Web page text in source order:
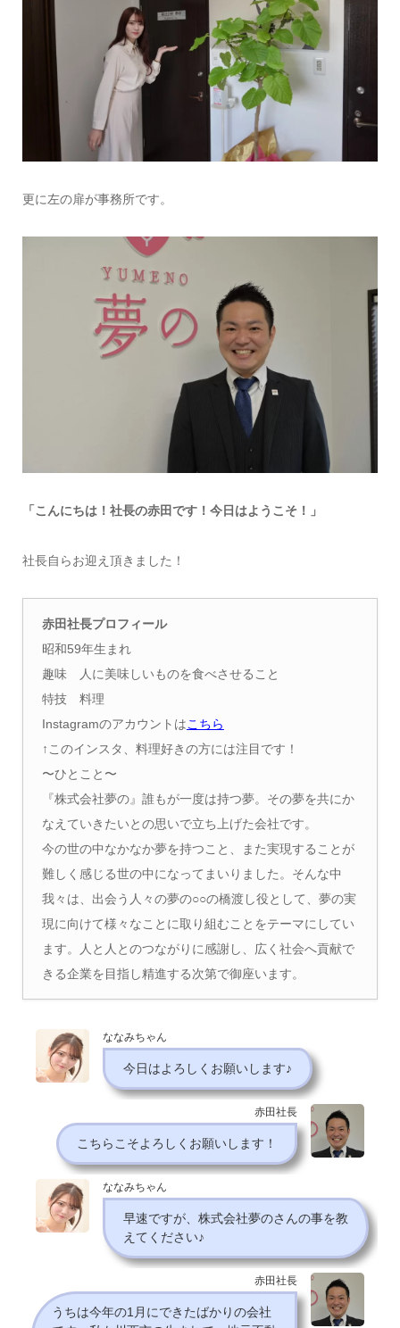
更に左の扉が事務所です。
「こんにちは！社長の赤田です！今日はようこそ！」
社長自らお迎え頂きました！
赤田社長プロフィール
昭和59年生まれ
趣味 人に美味しいものを食べさせること
特技 料理
Instagramのアカウントはこちら
↑このインスタ、料理好きの方には注目です！
〜ひとこと〜
『株式会社夢の』誰もが一度は持つ夢。その夢を共にか
なえていきたいとの思いで立ち上げた会社です。
今の世の中なかなか夢を持つこと、また実現することが
難しく感じる世の中になってまいりました。そんな中
我々は、出会う人々の夢の○○の橋渡し役として、夢の実
現に向けて様々なことに取り組むことをテーマにしてい
ます。人と人とのつながりに感謝し、広く社会へ貢献で
きる企業を目指し精進する次第で御座います。
ななみちゃん
今日はよろしくお願いします♪
赤田社長
こちらこそよろしくお願いします！
ななみちゃん
早速ですが、株式会社夢のさんの事を教
えてください♪
赤田社長
うちは今年の1月にできたばかりの会社